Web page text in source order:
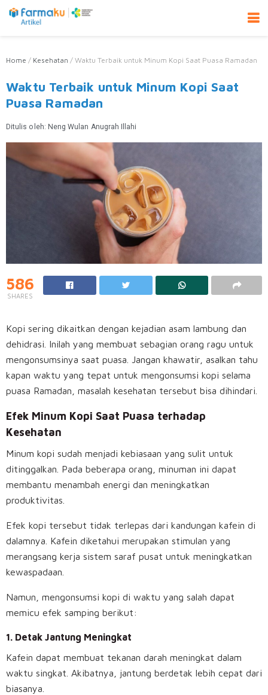
Home / Kesehatan / Waktu Terbaik untuk Minum Kopi Saat Puasa Ramadan
Waktu Terbaik untuk Minum Kopi Saat
Puasa Ramadan
Ditulis oleh: Neng Wulan Anugrah Illahi
586
SHARES
Kopi sering dikaitkan dengan kejadian asam lambung dan
dehidrasi. Inilah yang membuat sebagian orang ragu untuk
mengonsumsinya saat puasa. Jangan khawatir, asalkan tahu
kapan waktu yang tepat untuk mengonsumsi kopi selama
puasa Ramadan, masalah kesehatan tersebut bisa dihindari.
Efek Minum Kopi Saat Puasa terhadap
Kesehatan
Minum kopi sudah menjadi kebiasaan yang sulit untuk
ditinggalkan. Pada beberapa orang, minuman ini dapat
membantu menambah energi dan meningkatkan
produktivitas.
Efek kopi tersebut tidak terlepas dari kandungan kafein di
dalamnya. Kafein diketahui merupakan stimulan yang
merangsang kerja sistem saraf pusat untuk meningkatkan
kewaspadaan.
Namun, mengonsumsi kopi di waktu yang salah dapat
memicu efek samping berikut:
1. Detak Jantung Meningkat
Kafein dapat membuat tekanan darah meningkat dalam
waktu singkat. Akibatnya, jantung berdetak lebih cepat dari
biasanya.